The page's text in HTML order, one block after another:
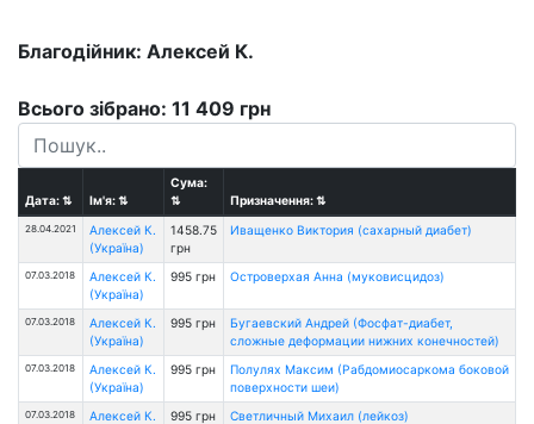
Благодійник: Алексей К.
Всього зібрано: 11 409 грн
Дата:⇅ Ім'я:⇅
Сума:
⇅
Призначення:⇅
28.04.2021
Алексей К.
(Україна)
1458.75
грн
Иващенко Виктория (сахарный диабет)
07.03.2018
Алексей К.
(Україна)
995 грн Островерхая Анна (муковисцидоз)
07.03.2018
Алексей К.
(Україна)
995 грн
Бугаевский Андрей (Фосфат-диабет,
сложные деформации нижних конечностей)
07.03.2018
Алексей К.
(Україна)
995 грн
Полулях Максим (Рабдомиосаркома боковой
поверхности шеи)
07.03.2018
Алексей К.
995 грн Светличный Михаил (лейкоз)